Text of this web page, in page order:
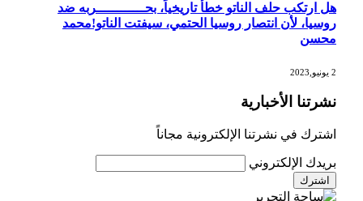
هل ارتكب حلف الناتو خطأً تاريخياً، بحــــــــــــربه ضد
روسيا، لأن انتصار روسيا الحتمي، سيفتت الناتو!محمد
محسن
نشرتنا الأخبارية
اشترك في نشرتنا الإلكترونية مجاناً
بريدك الإلكتروني